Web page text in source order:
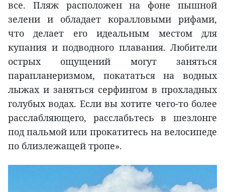
все. Пляж расположен на фоне пышной
зелени и обладает коралловыми рифами,
что делает его идеальным местом для
купания и подводного плавания. Любители
острых ощущений могут заняться
парапланеризмом, покататься на водных
лыжах и заняться серфингом в прохладных
голубых водах. Если вы хотите чего-то более
расслабляющего, расслабьтесь в шезлонге
под пальмой или прокатитесь на велосипеде
по близлежащей тропе».